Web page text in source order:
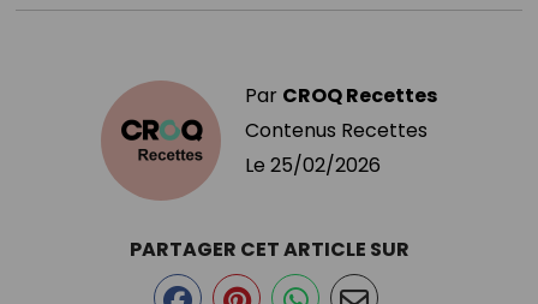
Par CROQ Recettes
Contenus Recettes
Le 25/02/2026
PARTAGER CET ARTICLE SUR